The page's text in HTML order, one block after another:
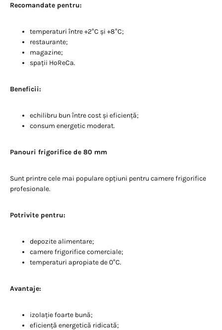
Recomandate pentru:
temperaturi între +2°C și +8°C;
restaurante;
magazine;
spații HoReCa.
Beneficii:
echilibru bun între cost și eficiență;
consum energetic moderat.
Panouri frigorifice de 80 mm
Sunt printre cele mai populare opțiuni pentru camere frigorifice
profesionale.
Potrivite pentru:
depozite alimentare;
camere frigorifice comerciale;
temperaturi apropiate de 0°C.
Avantaje:
izolație foarte bună;
eficiență energetică ridicată;